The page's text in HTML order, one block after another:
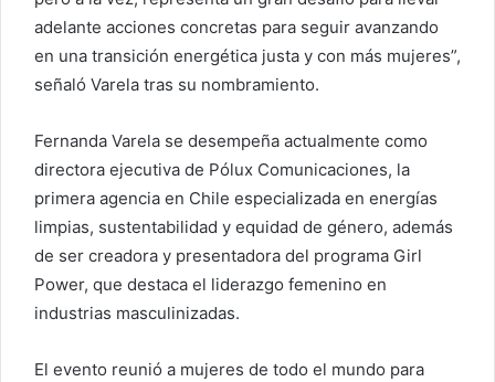
adelante acciones concretas para seguir avanzando
en una transición energética justa y con más mujeres”,
señaló Varela tras su nombramiento.
Fernanda Varela se desempeña actualmente como
directora ejecutiva de Pólux Comunicaciones, la
primera agencia en Chile especializada en energías
limpias, sustentabilidad y equidad de género, además
de ser creadora y presentadora del programa Girl
Power, que destaca el liderazgo femenino en
industrias masculinizadas.
El evento reunió a mujeres de todo el mundo para